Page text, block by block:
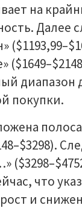
на
Далее
диапазон
покупки.
что
и